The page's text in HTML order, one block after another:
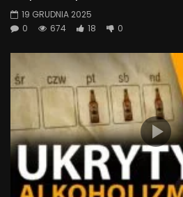
19 GRUDNIA 2025
0
674 18 0